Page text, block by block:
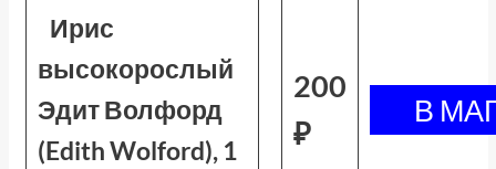
Ирис
высокорослый
Эдит Волфорд
(Edith Wolford), 1
200
₽